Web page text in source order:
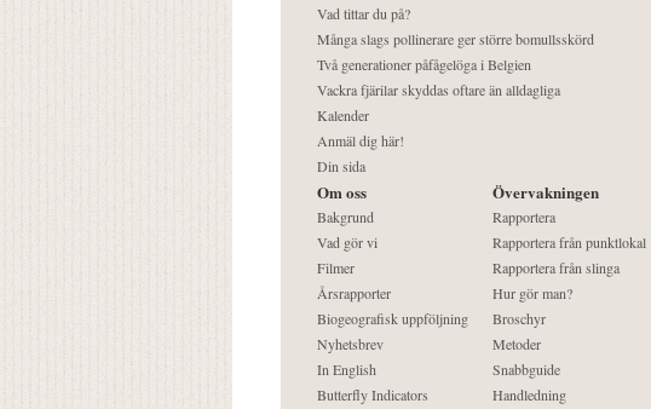
Vad tittar du på?
Många slags pollinerare ger större bomullsskörd
Två generationer påfågelöga i Belgien
Vackra fjärilar skyddas oftare än alldagliga
Kalender
Anmäl dig här!
Din sida
Om oss
Bakgrund
Vad gör vi
Filmer
Årsrapporter
Biogeografisk uppföljning
Nyhetsbrev
In English
Butterfly Indicators
Övervakningen
Rapportera
Rapportera från punktlokal
Rapportera från slinga
Hur gör man?
Broschyr
Metoder
Snabbguide
Handledning